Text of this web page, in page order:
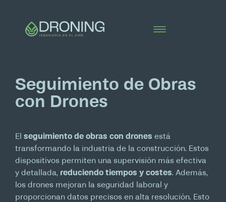
Seguimiento de Obras
con Drones
El seguimiento de obras con drones está
transformando la industria de la construcción. Estos
dispositivos permiten una supervisión más efectiva
y detallada, reduciendo tiempos y costes. Además,
los drones mejoran la seguridad laboral y
proporcionan datos precisos en alta resolución. Esto